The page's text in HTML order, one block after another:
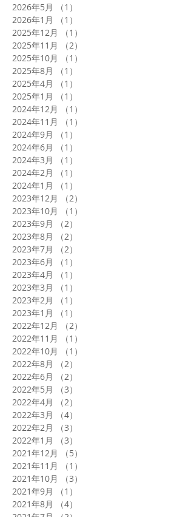
2026年5月 （1）
2026年1月
（1）
2025年12月
（1）
2025年11月
（2）
2025年10月
（1）
2025年8月
（1）
2025年4月
（1）
2025年1月
（1）
2024年12月
（1）
2024年11月
（1）
2024年9月
（1）
2024年6月
（1）
2024年3月
（1）
2024年2月
（1）
2024年1月
（1）
2023年12月
（2）
2023年10月
（1）
2023年9月
（2）
2023年8月
（2）
2023年7月
（2）
2023年6月
（1）
2023年4月
（1）
2023年3月
（1）
2023年2月
（1）
2023年1月
（1）
2022年12月
（2）
2022年11月
（1）
2022年10月
（1）
2022年8月
（2）
2022年6月
（2）
2022年5月
（3）
2022年4月
（2）
2022年3月
（4）
2022年2月
（3）
2022年1月
（3）
2021年12月
（5）
2021年11月
（1）
2021年10月
（3）
2021年9月
（1）
2021年8月
（4）